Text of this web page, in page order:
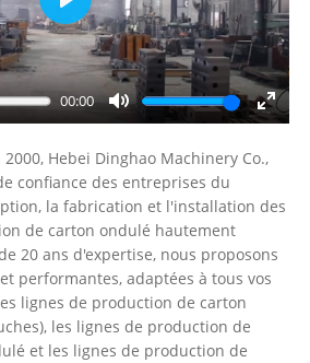
00:00
Mute
Enter
Play
Hebei Dinghao Machinery Co.,
confiance des entreprises du
la fabrication et l'installation des
de carton ondulé hautement
20 ans d'expertise, nous proposons
performantes, adaptées à tous vos
lignes de production de carton
les lignes de production de
et les lignes de production de